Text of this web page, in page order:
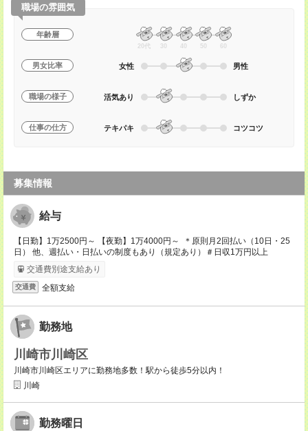
職場の雰囲気
年齢層
20代 30 40 50 60
男女比率 女性 男性
職場の様子 活気あり しずか
仕事の仕方 テキパキ コツコツ
募集情報
給与
【日勤】1万2500円～ 【夜勤】1万4000円～ ＊原則月2回払い（10日・25
日） 他、週払い・日払いの制度もあり（規定あり）＃日収1万円以上
交通費別途支給あり
交通費 全額支給
勤務地
川崎市川崎区
川崎市川崎区エリアに勤務地多数！駅から徒歩5分以内！
川崎
勤務曜日